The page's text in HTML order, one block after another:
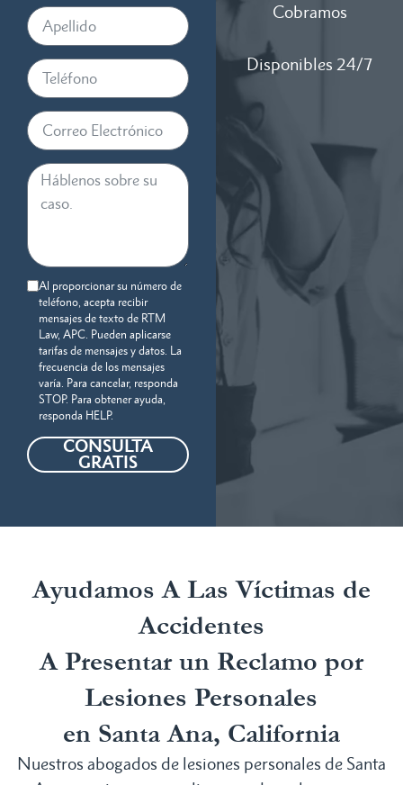
Al proporcionar su número de
teléfono, acepta recibir
mensajes de texto de RTM
Law, APC. Pueden aplicarse
tarifas de mensajes y datos. La
frecuencia de los mensajes
varía. Para cancelar, responda
STOP. Para obtener ayuda,
responda HELP.
CONSULTA
GRATIS
Cobramos
Disponibles 24/7
Ayudamos A Las Víctimas de
Accidentes
A Presentar un Reclamo por
Lesiones Personales
en Santa Ana, California
Nuestros abogados de lesiones personales de Santa